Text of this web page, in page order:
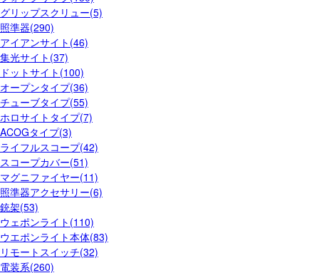
グリップスクリュー(5)
照準器(290)
アイアンサイト(46)
集光サイト(37)
ドットサイト(100)
オープンタイプ(36)
チューブタイプ(55)
ホロサイトタイプ(7)
ACOGタイプ(3)
ライフルスコープ(42)
スコープカバー(51)
マグニファイヤー(11)
照準器アクセサリー(6)
銃架(53)
ウェポンライト(110)
ウエポンライト本体(83)
リモートスイッチ(32)
電装系(260)